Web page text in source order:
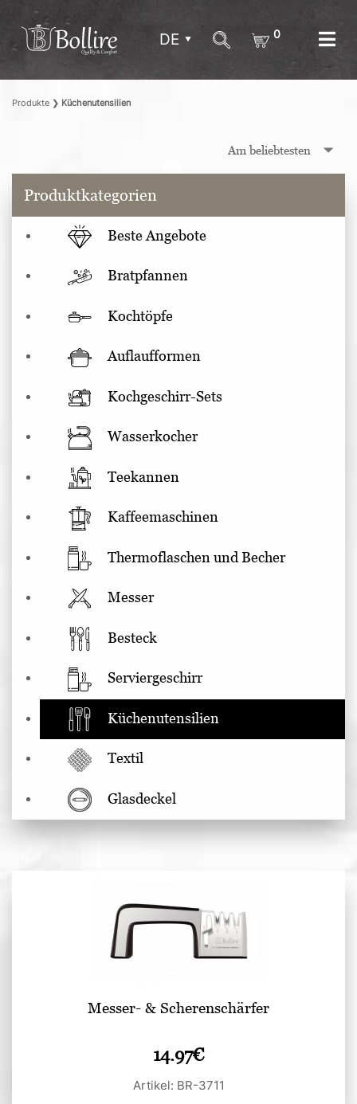
DE 0
Produkte ❯ Küchenutensilien
Produktkategorien
Beste Angebote
Bratpfannen
Kochtöpfe
Auflaufformen
Kochgeschirr-Sets
Wasserkocher
Teekannen
Kaffeemaschinen
Thermoflaschen und Becher
Messer
Besteck
Serviergeschirr
Küchenutensilien
Textil
Glasdeckel
Messer- & Scherenschärfer
14.97€
Artikel: BR-3711